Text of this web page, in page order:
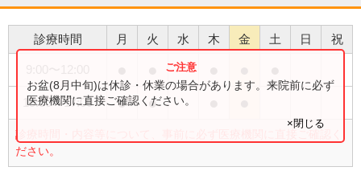
診療時間 月 火 水 木 金 土 日 祝
15:00〜17:00 ● ●
診療時間・内容等について、事前に必ず医療機関に直接ご確認く
ださい。
お盆(8月中旬)は休診・休業の場合があります。来院前に必ず
医療機関に直接ご確認ください。
×閉じる